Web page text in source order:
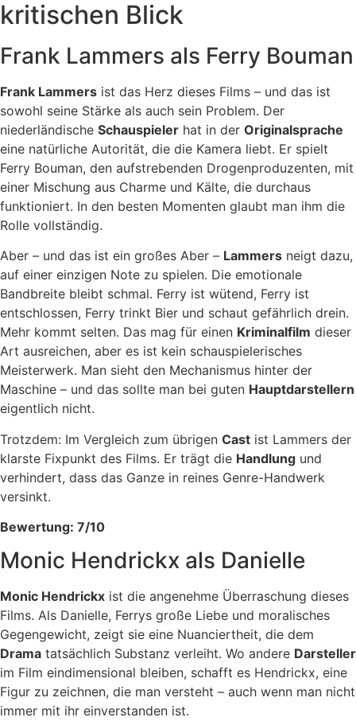
kritischen Blick
Frank Lammers als Ferry Bouman
Frank Lammers ist das Herz dieses Films – und das ist
sowohl seine Stärke als auch sein Problem. Der
niederländische Schauspieler hat in der Originalsprache
eine natürliche Autorität, die die Kamera liebt. Er spielt
Ferry Bouman, den aufstrebenden Drogenproduzenten, mit
einer Mischung aus Charme und Kälte, die durchaus
funktioniert. In den besten Momenten glaubt man ihm die
Rolle vollständig.
Aber – und das ist ein großes Aber – Lammers neigt dazu,
auf einer einzigen Note zu spielen. Die emotionale
Bandbreite bleibt schmal. Ferry ist wütend, Ferry ist
entschlossen, Ferry trinkt Bier und schaut gefährlich drein.
Mehr kommt selten. Das mag für einen Kriminalfilm dieser
Art ausreichen, aber es ist kein schauspielerisches
Meisterwerk. Man sieht den Mechanismus hinter der
Maschine – und das sollte man bei guten Hauptdarstellern
eigentlich nicht.
Trotzdem: Im Vergleich zum übrigen Cast ist Lammers der
klarste Fixpunkt des Films. Er trägt die Handlung und
verhindert, dass das Ganze in reines Genre-Handwerk
versinkt.
Bewertung: 7/10
Monic Hendrickx als Danielle
Monic Hendrickx ist die angenehme Überraschung dieses
Films. Als Danielle, Ferrys große Liebe und moralisches
Gegengewicht, zeigt sie eine Nuanciertheit, die dem
Drama tatsächlich Substanz verleiht. Wo andere Darsteller
im Film eindimensional bleiben, schafft es Hendrickx, eine
Figur zu zeichnen, die man versteht – auch wenn man nicht
immer mit ihr einverstanden ist.